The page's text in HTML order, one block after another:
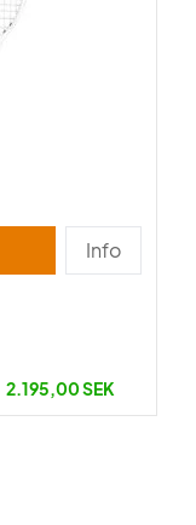
Info
2.195,00 SEK